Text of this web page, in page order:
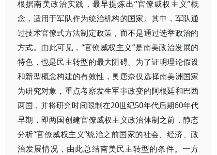
根据南美政治实践，最早提炼出“官僚威权主义”概
念，适用于军队作为统治机构的国家。其中，军队通
过技术官僚式方法制定政策，而不是通过选举政治的
方式。由此可见，“官僚威权主义”是南美政治发展的
特色，也是民主转型的最大阻碍。为了证明理论假设
和新型概念构建的有效性，奥唐奈仅选择南美洲国家
为研究对象，重点考察发生军事政变的阿根廷和巴西
两国，并将研究时间限制在20世纪50年代后期60年代
早期，即两国创建官僚威权主义政治体制之前，静态
分析“官僚威权主义”统治之前国家的社会、经济、政
治发展情况，由此总结南美民主转型的条件。一方